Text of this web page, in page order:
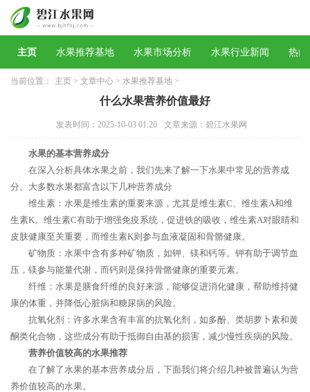
主页 水果推荐基地 水果市场分析 水果行业新闻 热门
当前位置： 主页 > 文章中心 > 水果推荐基地 >
什么水果营养价值最好
发表时间：2025-10-03 01:20 文章来源：碧江水果网
水果的基本营养成分
在深入分析具体水果之前，我们先来了解一下水果中常见的营养成
分。大多数水果都富含以下几种营养成分
维生素：水果是维生素的重要来源，尤其是维生素C、维生素A和维
生素K。维生素C有助于增强免疫系统，促进铁的吸收，维生素A对眼睛和
皮肤健康至关重要，而维生素K则参与血液凝固和骨骼健康。
矿物质：水果中含有多种矿物质，如钾、镁和钙等。钾有助于调节血
压，镁参与能量代谢，而钙则是保持骨骼健康的重要元素。
纤维：水果是膳食纤维的良好来源，能够促进消化健康，帮助维持健
康的体重，并降低心脏病和糖尿病的风险。
抗氧化剂：许多水果含有丰富的抗氧化剂，如多酚、类胡萝卜素和黄
酮类化合物，这些成分有助于抵御自由基的损害，减少慢性疾病的风险。
营养价值较高的水果推荐
在了解了水果的基本营养成分后，下面我们将介绍几种被普遍认为营
养价值较高的水果。